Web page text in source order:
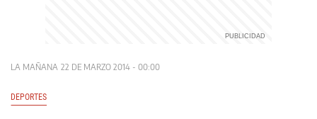
LA MAÑANA 22 DE MARZO 2014 - 00:00
DEPORTES